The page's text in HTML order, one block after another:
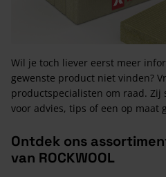
Wil je toch liever eerst meer
gewenste product niet vinden?
productspecialisten om raad. Zij
voor advies, tips of een op maat
Ontdek ons
van ROCKWOOL